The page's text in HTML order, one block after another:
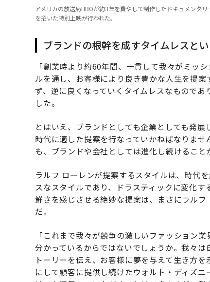
アメリカの放送局HBOが約3年を費やして制作したドキュメンタ
を招いた特別上映が行われた。
ブランドの根幹を成すタイムレスと
「創業時より約60年間、一貫して我々がミッ
ルを通し、お客様により良き豊かな人生を提
ず、逆に良くなっていくタイムレスなもので
した。
とはいえ、ブランドとしても企業としても発
時代に適した提案を行なっていかねばなりま
も、ブランドや会社としては進化し続けること
ラルフ ローレンが提案するスタイルは、時代
スなスタイルであり、ドラスティックに変化
鮮さを感じさせる絶妙な提案は、まさにラル
だ。
「これまで我々が競争の激しいファッション
分かっているからではないでしょうか。我々
トーリーを伝え、お客様に夢を与えて生き方
にして顧客に提供し続けたウォルト・ディズ